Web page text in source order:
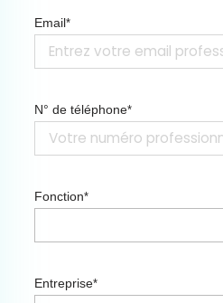
Email*
N° de téléphone*
Fonction*
Entreprise*